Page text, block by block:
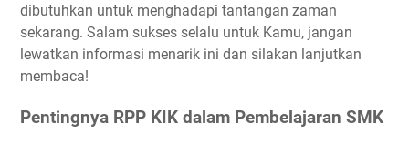
dibutuhkan untuk menghadapi tantangan zaman
sekarang. Salam sukses selalu untuk Kamu, jangan
lewatkan informasi menarik ini dan silakan lanjutkan
membaca!
Pentingnya RPP KIK dalam Pembelajaran SMK